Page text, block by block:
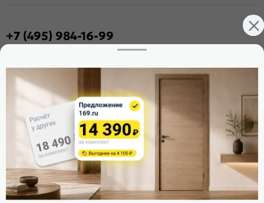
+7 (495) 984-16-99
Поделиться
Оцените магазин
ИКС 1340
© 2010—2026 Склад Дверей 169.RU